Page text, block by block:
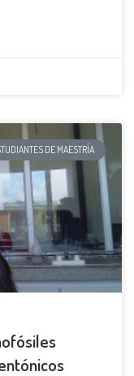
DE MAESTRÍA